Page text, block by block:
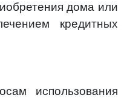
дома или
кредитных
использования